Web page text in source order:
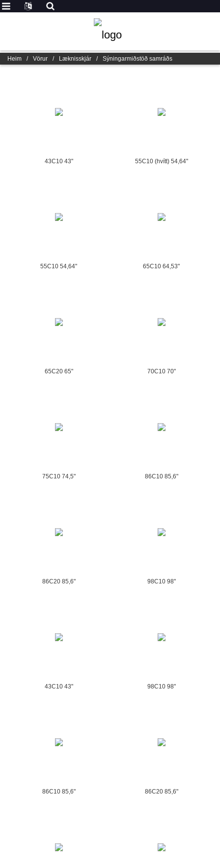
Heim / Vörur / Læknisskjár / Sýningarmiðstöð samráðs
43C10 43" 55C10 (hvítt) 54,64"
55C10 54,64" 65C10 64,53"
65C20 65" 70C10 70"
75C10 74,5" 86C10 85,6"
86C20 85,6" 98C10 98"
43C10 43" 98C10 98"
86C10 85,6" 86C20 85,6"